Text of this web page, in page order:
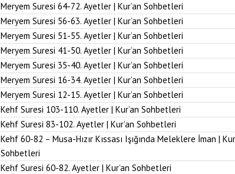
Meryem Suresi 64-72. Ayetler | Kur’an Sohbetleri
Meryem Suresi 56-63. Ayetler | Kur’an Sohbetleri
Meryem Suresi 51-55. Ayetler | Kur’an Sohbetleri
Meryem Suresi 41-50. Ayetler | Kur’an Sohbetleri
Meryem Suresi 35-40. Ayetler | Kur’an Sohbetleri
Meryem Suresi 16-34. Ayetler | Kur’an Sohbetleri
Meryem Suresi 12-15. Ayetler | Kur’an Sohbetleri
Kehf Suresi 103-110. Ayetler | Kur’an Sohbetleri
Kehf Suresi 83-102. Ayetler | Kur’an Sohbetleri
Kehf 60-82 – Musa-Hızır Kıssası Işığında Meleklere İman |
Sohbetleri
Kehf Suresi 60-82. Ayetler | Kur’an Sohbetleri